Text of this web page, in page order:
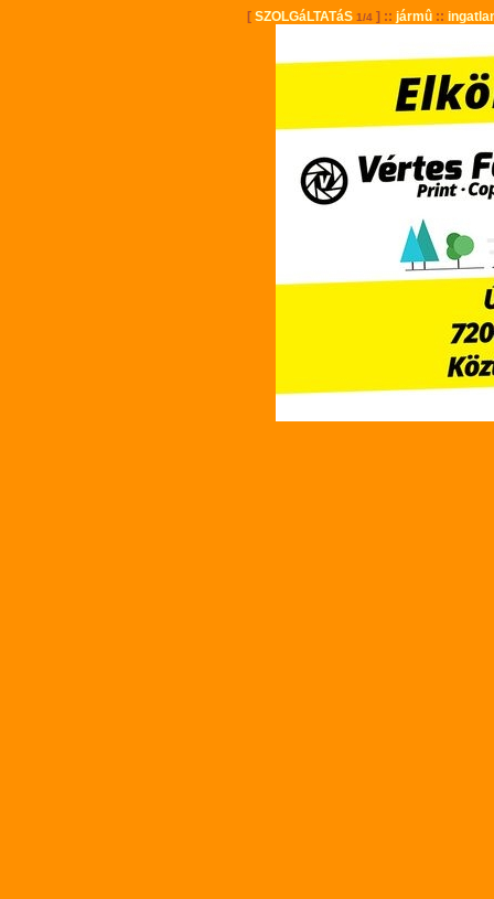
[ SZOLGáLTATáS 1/4] :: jármû::